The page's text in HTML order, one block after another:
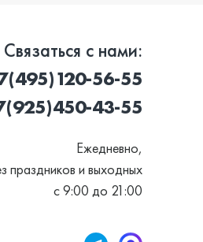
Связаться с нами:
56-55
43-55
Ежедневно,
праздников и выходных
с 9:00 до 21:00